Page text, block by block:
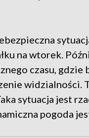
na wtorek.
czasu,
widzialności.
sytuacja jest
pogoda